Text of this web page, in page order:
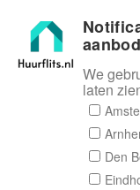
We
laten
Den